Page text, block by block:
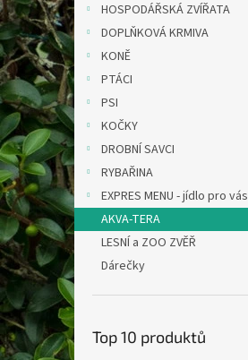
n
n
p
a
n
e
l
HOSPODÁŘSKÁ ZVÍŘATA
DOPLŇKOVÁ KRMIVA
KONĚ
PTÁCI
PSI
KOČKY
DROBNÍ SAVCI
RYBAŘINA
EXPRES MENU - jídlo pro vás
AKVA-TERA
LESNÍ a ZOO ZVĚŘ
Dárečky
Top 10 produktů